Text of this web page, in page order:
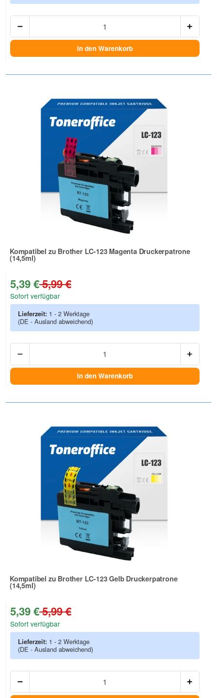
In den Warenkorb
Kompatibel zu Brother LC-123 Magenta Druckerpatrone
(14,5ml)
Zur Artikelbewertung
5,39 €5,99 €
Sofort verfügbar
Lieferzeit: 1 - 2 Werktage
(DE - Ausland abweichend)
In den Warenkorb
Kompatibel zu Brother LC-123 Gelb Druckerpatrone
(14,5ml)
Zur Artikelbewertung
5,39 €5,99 €
Sofort verfügbar
Lieferzeit: 1 - 2 Werktage
(DE - Ausland abweichend)